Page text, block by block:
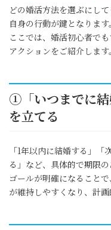
どの婚活方法を選ぶにし
自身の行動が鍵となります。
ここでは、婚活初心者で
アクションをご紹介します。
①「いつまでに
を立てる
「1年以内に結婚する」
る」など、具体的で期限
ゴールが明確になること
が維持しやすくなり、計